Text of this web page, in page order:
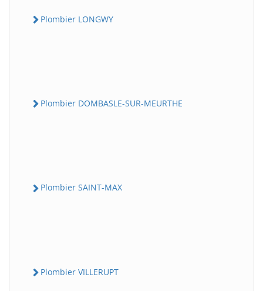
Plombier LONGWY
Plombier DOMBASLE-SUR-MEURTHE
Plombier SAINT-MAX
Plombier VILLERUPT